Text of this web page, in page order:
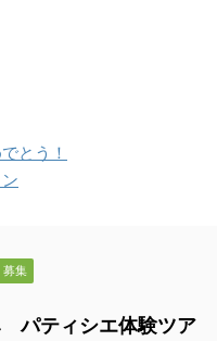
とう！
募集
ティシエ体験ツア